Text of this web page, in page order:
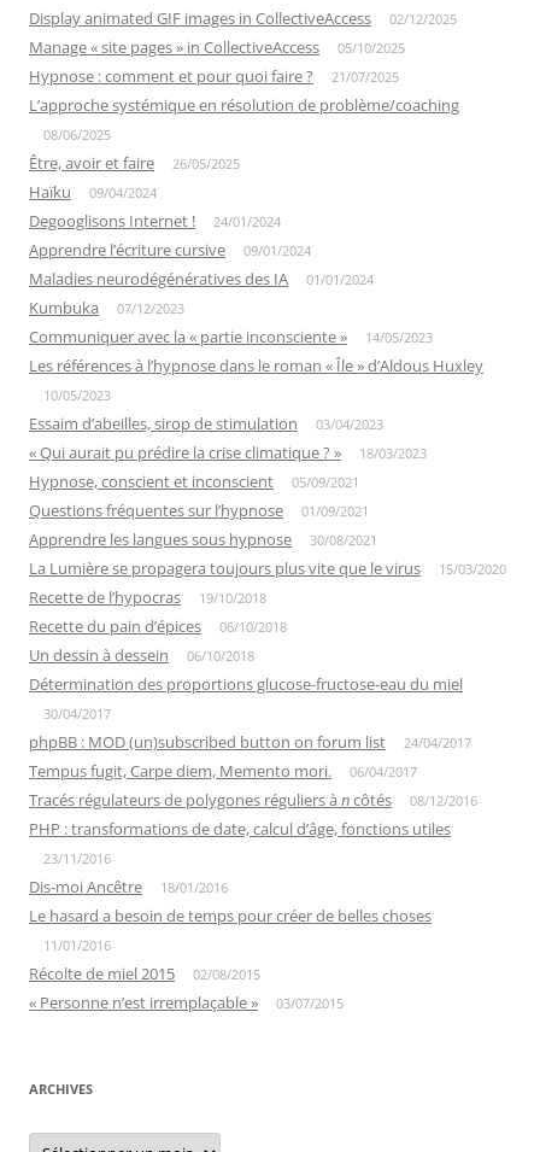
Display animated GIF images in CollectiveAccess 02/12/2025
Manage « site pages » in CollectiveAccess 05/10/2025
Hypnose : comment et pour quoi faire ? 21/07/2025
L’approche systémique en résolution de problème/coaching
08/06/2025
Être, avoir et faire 26/05/2025
Haïku 09/04/2024
Degooglisons Internet ! 24/01/2024
Apprendre l’écriture cursive 09/01/2024
Maladies neurodégénératives des IA 01/01/2024
Kumbuka 07/12/2023
Communiquer avec la « partie inconsciente » 14/05/2023
Les références à l’hypnose dans le roman « Île » d’Aldous Huxley
10/05/2023
Essaim d’abeilles, sirop de stimulation 03/04/2023
« Qui aurait pu prédire la crise climatique ? » 18/03/2023
Hypnose, conscient et inconscient 05/09/2021
Questions fréquentes sur l’hypnose 01/09/2021
Apprendre les langues sous hypnose 30/08/2021
La Lumière se propagera toujours plus vite que le virus 15/03/2020
Recette de l’hypocras 19/10/2018
Recette du pain d’épices 06/10/2018
Un dessin à dessein 06/10/2018
Détermination des proportions glucose-fructose-eau du miel
30/04/2017
phpBB : MOD (un)subscribed button on forum list 24/04/2017
Tempus fugit, Carpe diem, Memento mori. 06/04/2017
Tracés régulateurs de polygones réguliers à ncôtés 08/12/2016
PHP : transformations de date, calcul d’âge, fonctions utiles
23/11/2016
Dis-moi Ancêtre 18/01/2016
Le hasard a besoin de temps pour créer de belles choses
11/01/2016
Récolte de miel 2015 02/08/2015
« Personne n’est irremplaçable » 03/07/2015
ARCHIVES
Archives